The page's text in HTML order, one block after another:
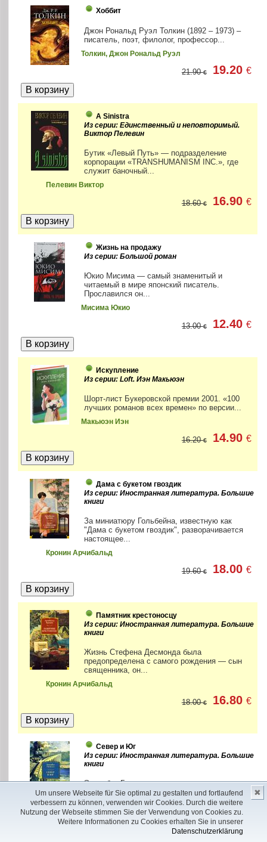
Um unsere Webseite für Sie optimal zu gestalten und fortlaufend
verbessern zu können, verwenden wir Cookies. Durch die weitere
Nutzung der Webseite stimmen Sie der Verwendung von Cookies zu.
Weitere Informationen zu Cookies erhalten Sie in unserer
Datenschutzerklärung
✖
Хоббит
Джон Рональд Руэл Толкин (1892 – 1973) –
писатель, поэт, филолог, профессор...
Толкин, Джон Рональд Руэл
21.90€ 19.20€
A Sinistra
Из серии: Единственный и неповторимый.
Виктор Пелевин
Бутик «Левый Путь» — подразделение
корпорации «TRANSHUMANISM INC.», где
служит баночный...
Пелевин Виктор
18.60€ 16.90€
Жизнь на продажу
Из серии: Большой роман
Юкио Мисима — самый знаменитый и
читаемый в мире японский писатель.
Прославился он...
Мисима Юкио
13.00€ 12.40€
Искупление
Из серии: Loft. Иэн Макьюэн
Шорт-лист Букеровской премии 2001. «100
лучших романов всех времен» по версии...
Макьюэн Иэн
16.20€ 14.90€
Дама с букетом гвоздик
Из серии: Иностранная литература. Большие
книги
За миниатюру Гольбейна, известную как
"Дама с букетом гвоздик", разворачивается
настоящее...
Кронин Арчибальд
19.60€ 18.00€
Памятник крестоносцу
Из серии: Иностранная литература. Большие
книги
Жизнь Стефена Десмонда была
предопределена с самого рождения — сын
священника, он...
Кронин Арчибальд
18.00€ 16.80€
Север и Юг
Из серии: Иностранная литература. Большие
книги
Элизабет Гаскелл — знаменитая
писательница Викторианской эпохи,
причисляемая, наряду с Чарльзом
Диккенсом,...
Гаскелл Элизабет